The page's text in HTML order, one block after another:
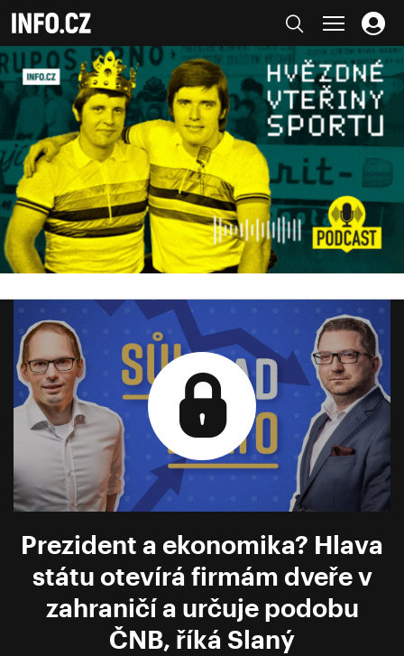
Prezident a ekonomika? Hlava
státu otevírá firmám dveře v
zahraničí a určuje podobu
ČNB, říká Slaný